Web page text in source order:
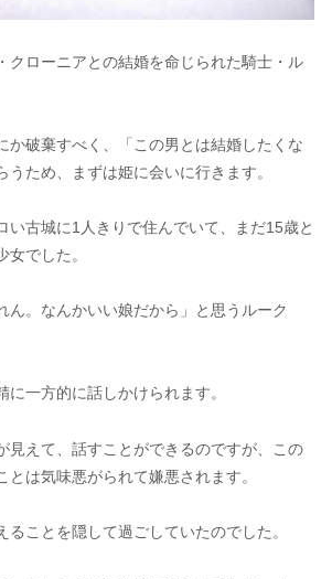
クローニアとの結婚を命じられた騎士・ル
か破棄すべく、「この男とは結婚したくな
うため、まずは姫に会いに行きます。
い古城に1人きりで住んでいて、まだ15歳と
でした。
ん。なんかいい娘だから」と思うルーク
に一方的に話しかけられます。
見えて、話すことができるのですが、この
とは気味悪がられて嫌悪されます。
ることを隠して過ごしていたのでした。